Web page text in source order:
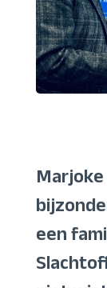
een